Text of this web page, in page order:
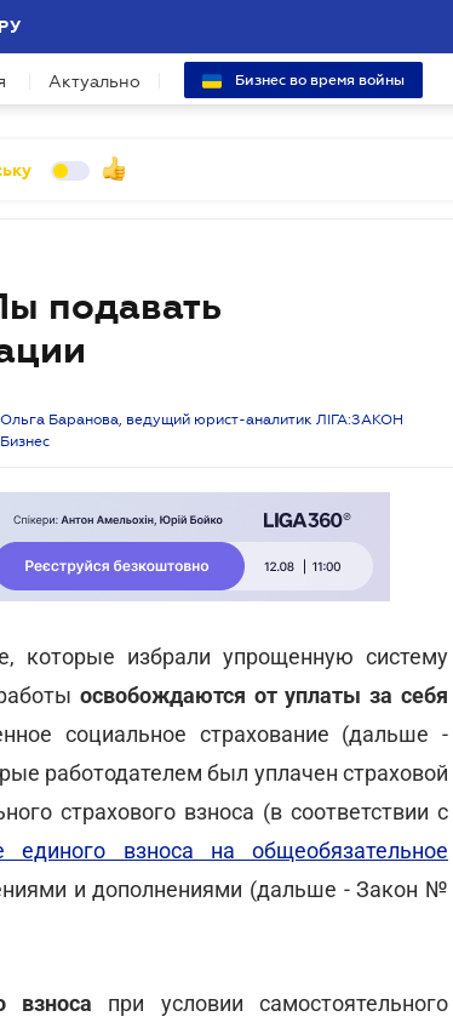
Актуально Бизнес во время войны
подавать
Ольга Баранова, ведущий юрист-аналитик ЛІГА:ЗАКОН
Бизнес
которые избрали упрощенную систему
освобождаются от уплаты за себя
социальное страхование (дальше -
работодателем был уплачен страховой
страхового взноса (в соответствии с
взноса на общеобязательное
и дополнениями (дальше - Закон №
взноса при условии самостоятельного